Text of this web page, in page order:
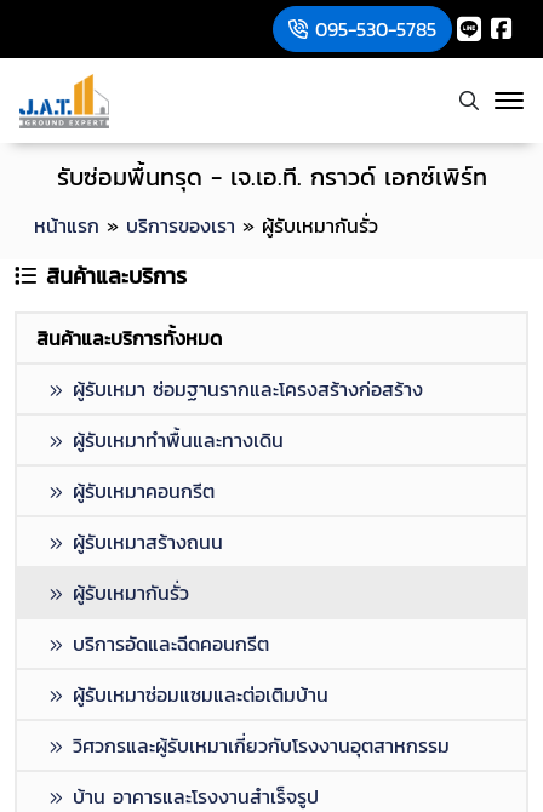
095-530-5785
หน้าแรก » บริการของเรา » ผู้รับเหมากันรั่ว
รับซ่อมพื้นทรุด - เจ.เอ.ที. กราวด์ เอกซ์เพิร์ท
สินค้าและบริการ
สินค้าและบริการทั้งหมด
ผู้รับเหมา ซ่อมฐานรากและโครงสร้างก่อสร้าง
ผู้รับเหมาทำพื้นและทางเดิน
ผู้รับเหมาคอนกรีต
ผู้รับเหมาสร้างถนน
ผู้รับเหมากันรั่ว
บริการอัดและฉีดคอนกรีต
ผู้รับเหมาซ่อมแซมและต่อเติมบ้าน
วิศวกรและผู้รับเหมาเกี่ยวกับโรงงานอุตสาหกรรม
บ้าน อาคารและโรงงานสำเร็จรูป